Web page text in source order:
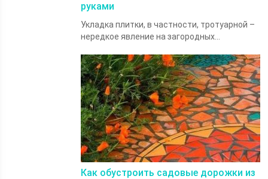
руками
Укладка плитки, в частности, тротуарной –
нередкое явление на загородных...
Как обустроить садовые дорожки из